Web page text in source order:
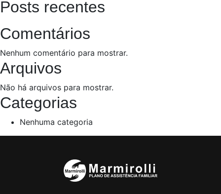
Posts recentes
Comentários
Nenhum comentário para mostrar.
Arquivos
Não há arquivos para mostrar.
Categorias
Nenhuma categoria